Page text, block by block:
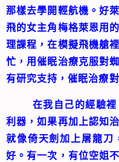
那樣去學開輕航機。好
飛的女主角梅格萊恩用
理課程，在模擬飛機艙
忙，用催眠治療克服對
有研究支持，催眠治療
在我自己的經驗裡，
利器，如果再加上認知
就像倚天劍加上屠龍刀
好。有一次，有位空姐